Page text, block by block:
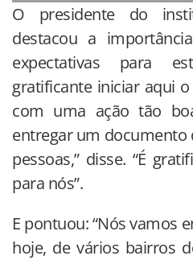
O presidente do
destacou a
expectativas para
gratificante iniciar aqui
com uma ação tão
entregar um documento
pessoas,” disse. “É
para nós”.
E pontuou: “Nós vamos
hoje, de vários bairros